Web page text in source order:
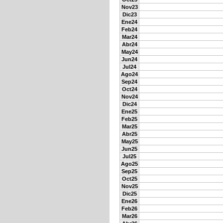
Nov23
Dic23
Ene24
Feb24
Mar24
Abr24
May24
Jun24
Jul24
Ago24
Sep24
Oct24
Nov24
Dic24
Ene25
Feb25
Mar25
Abr25
May25
Jun25
Jul25
Ago25
Sep25
Oct25
Nov25
Dic25
Ene26
Feb26
Mar26